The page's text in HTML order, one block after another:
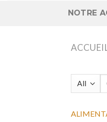
NOTRE